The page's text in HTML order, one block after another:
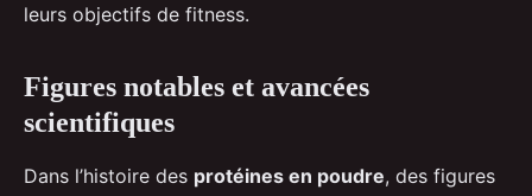
leurs objectifs de fitness.
Figures notables et avancées
scientifiques
Dans l’histoire des protéines en poudre, des figures